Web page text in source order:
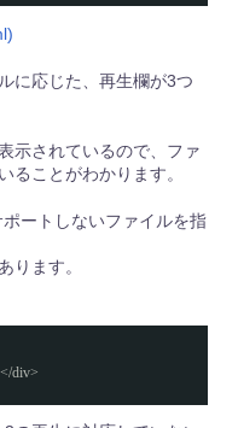
に応じた、再生欄が3つ
示されているので、ファ
ることがわかります。
ートしないファイルを指
ります。
div>